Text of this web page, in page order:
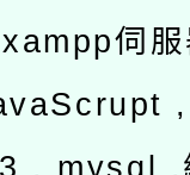
伺
, mysql ,